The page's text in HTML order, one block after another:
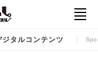
ジタルコンテンツ